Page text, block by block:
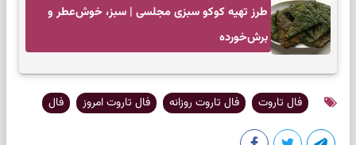
طرز تهیه کوکو سبزی مجلسی | سبز، خوش‌عطر و
برش‌خورده
فال تاروت فال تاروت روزانه فال تاروت امروز فال